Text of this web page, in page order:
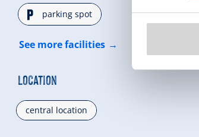
🐈parking spot
See more facilities
Location
central location